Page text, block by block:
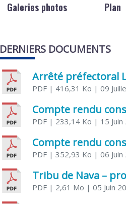
Galeries photos Plan
DERNIERS DOCUMENTS
PDF | 416,31 Ko | 09
PDF | 233,14 Ko | 15 Juin
PDF | 352,93 Ko | 06 Juin
PDF | 2,61 Mo | 05 Juin